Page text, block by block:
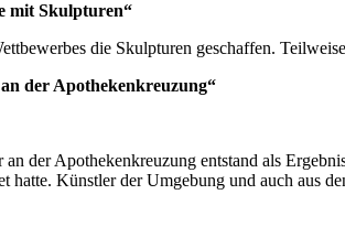
mit Skulpturen“
die Skulpturen geschaffen.
der Apothekenkreuzung“
der Apothekenkreuzung entstand als
hatte. Künstler der Umgebung und auch aus